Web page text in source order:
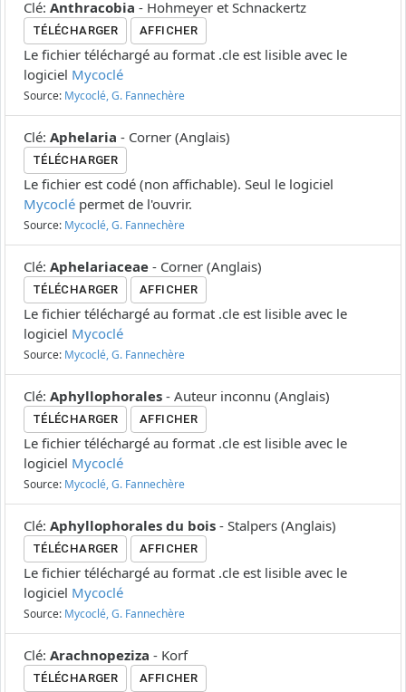
Clé: Anthracobia - Hohmeyer et Schnackertz
TÉLÉCHARGER AFFICHER
Le fichier téléchargé au format .cle est lisible avec le
logiciel Mycoclé
Source: Mycoclé, G. Fannechère
Clé: Aphelaria - Corner (Anglais)
TÉLÉCHARGER
Le fichier est codé (non affichable). Seul le logiciel
Mycoclé permet de l'ouvrir.
Source: Mycoclé, G. Fannechère
Clé: Aphelariaceae - Corner (Anglais)
TÉLÉCHARGER AFFICHER
Le fichier téléchargé au format .cle est lisible avec le
logiciel Mycoclé
Source: Mycoclé, G. Fannechère
Clé: Aphyllophorales - Auteur inconnu (Anglais)
TÉLÉCHARGER AFFICHER
Le fichier téléchargé au format .cle est lisible avec le
logiciel Mycoclé
Source: Mycoclé, G. Fannechère
Clé: Aphyllophorales du bois - Stalpers (Anglais)
TÉLÉCHARGER AFFICHER
Le fichier téléchargé au format .cle est lisible avec le
logiciel Mycoclé
Source: Mycoclé, G. Fannechère
Clé: Arachnopeziza - Korf
TÉLÉCHARGER AFFICHER